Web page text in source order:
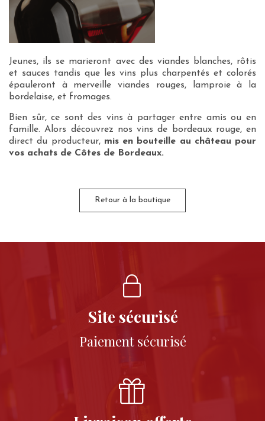
Jeunes, ils se marieront avec des viandes blanches, rôtis
et sauces tandis que les vins plus charpentés et colorés
épauleront à merveille viandes rouges, lamproie à la
bordelaise, et fromages.
Bien sûr, ce sont des vins à partager entre amis ou en
famille. Alors découvrez nos vins de bordeaux rouge, en
direct du producteur, mis en bouteille au château pour
vos achats de Côtes de Bordeaux.
Retour à la boutique
Site sécurisé
Paiement sécurisé